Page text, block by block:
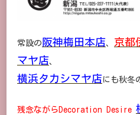
常設の 阪神梅田本店、 京都
マヤ店、
横浜タカシマヤ店にも秋冬
残念ながらDecoration Desire